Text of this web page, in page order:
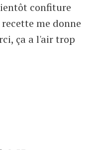
confiture
me donne
ça a l'air trop